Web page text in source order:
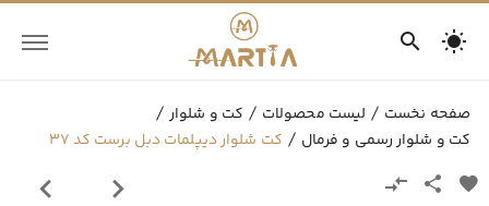
صفحه نخست لیست محصولات
کت و شلوار
کت و شلوار رسمی و فرمال
کت شلوار دیپلمات دبل برست کد 37